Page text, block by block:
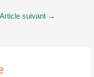
Article suivant →